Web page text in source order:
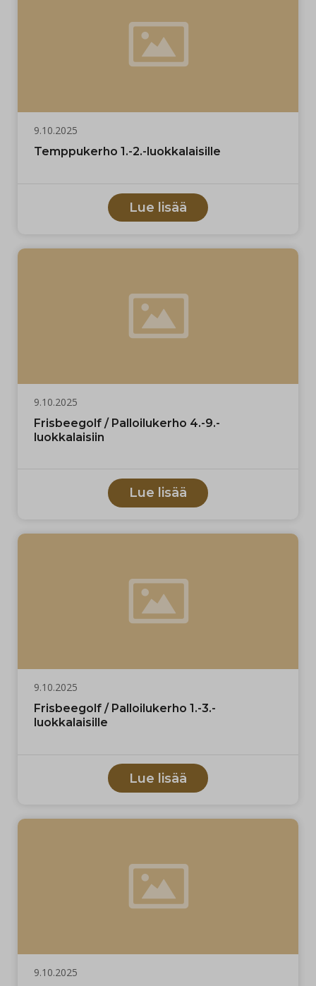
9.10.2025
Temppukerho 1.-2.-luokkalaisille
Lue lisää
9.10.2025
Frisbeegolf / Palloilukerho 4.-9.-
luokkalaisiin
Lue lisää
9.10.2025
Frisbeegolf / Palloilukerho 1.-3.-
luokkalaisille
Lue lisää
9.10.2025